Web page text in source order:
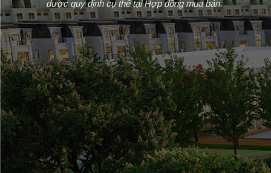
được quy định cụ thể tại Hợp đồng mua bán.